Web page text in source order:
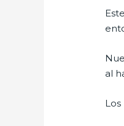
al